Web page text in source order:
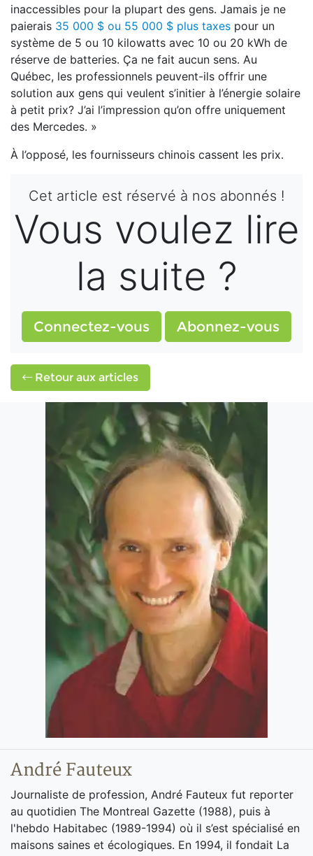
inaccessibles pour la plupart des gens. Jamais je ne
paierais 35 000 $ ou 55 000 $ plus taxes pour un
système de 5 ou 10 kilowatts avec 10 ou 20 kWh de
réserve de batteries. Ça ne fait aucun sens. Au
Québec, les professionnels peuvent-ils offrir une
solution aux gens qui veulent s’initier à l’énergie solaire
à petit prix? J’ai l’impression qu’on offre uniquement
des Mercedes. »
À l’opposé, les fournisseurs chinois cassent les prix.
Cet article est réservé à nos abonnés !
Vous voulez lire
la suite ?
Connectez-vous Abonnez-vous
Retour aux articles
André Fauteux
Journaliste de profession, André Fauteux fut reporter
au quotidien The Montreal Gazette (1988), puis à
l'hebdo Habitabec (1989-1994) où il s’est spécialisé en
maisons saines et écologiques. En 1994, il fondait La